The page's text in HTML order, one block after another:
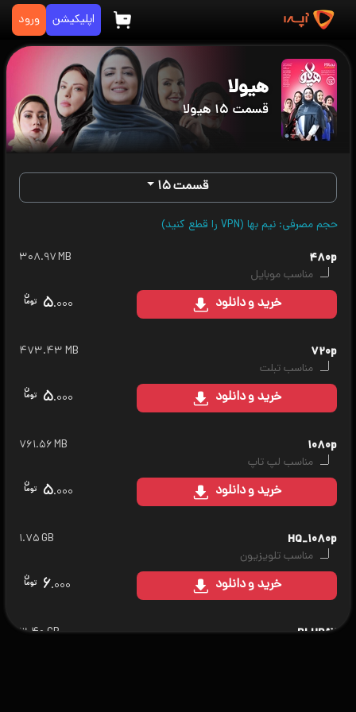
اپلیکیشن ورود
هیولا
قسمت ۱۵ هیولا
قسمت ۱۵
حجم مصرفی: نیم بها (VPN را قطع کنید)
۴۸۰p
مناسب موبایل
۳۰۸.۹۷ MB
خریدو دانلود ۵.۰۰۰
۷۲۰p
مناسب تبلت
۴۷۳.۴۳ MB
خریدو دانلود ۵.۰۰۰
۱۰۸۰p
مناسب لپ تاپ
۷۶۱.۵۶ MB
خریدو دانلود ۵.۰۰۰
HQ_۱۰۸۰p
مناسب تلویزیون
۱.۷۵ GB
خریدو دانلود ۶.۰۰۰
BLURAY
۳.۴۰ GB